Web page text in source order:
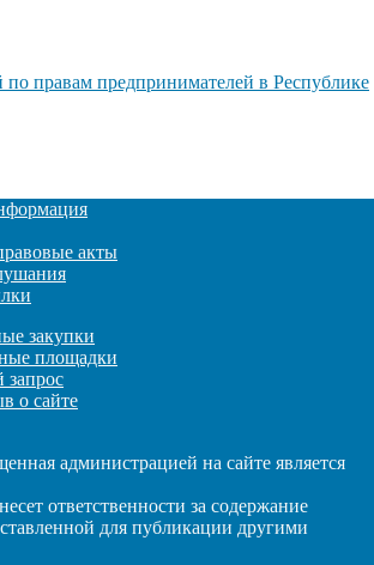
акты
закупки
площадки
о сайте
администрацией на сайте является
ответственности за содержание
для публикации другими